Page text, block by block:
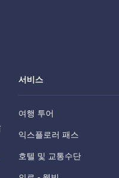
서비스
여행 투어
익스플로러 패스
호텔 및 교통수단